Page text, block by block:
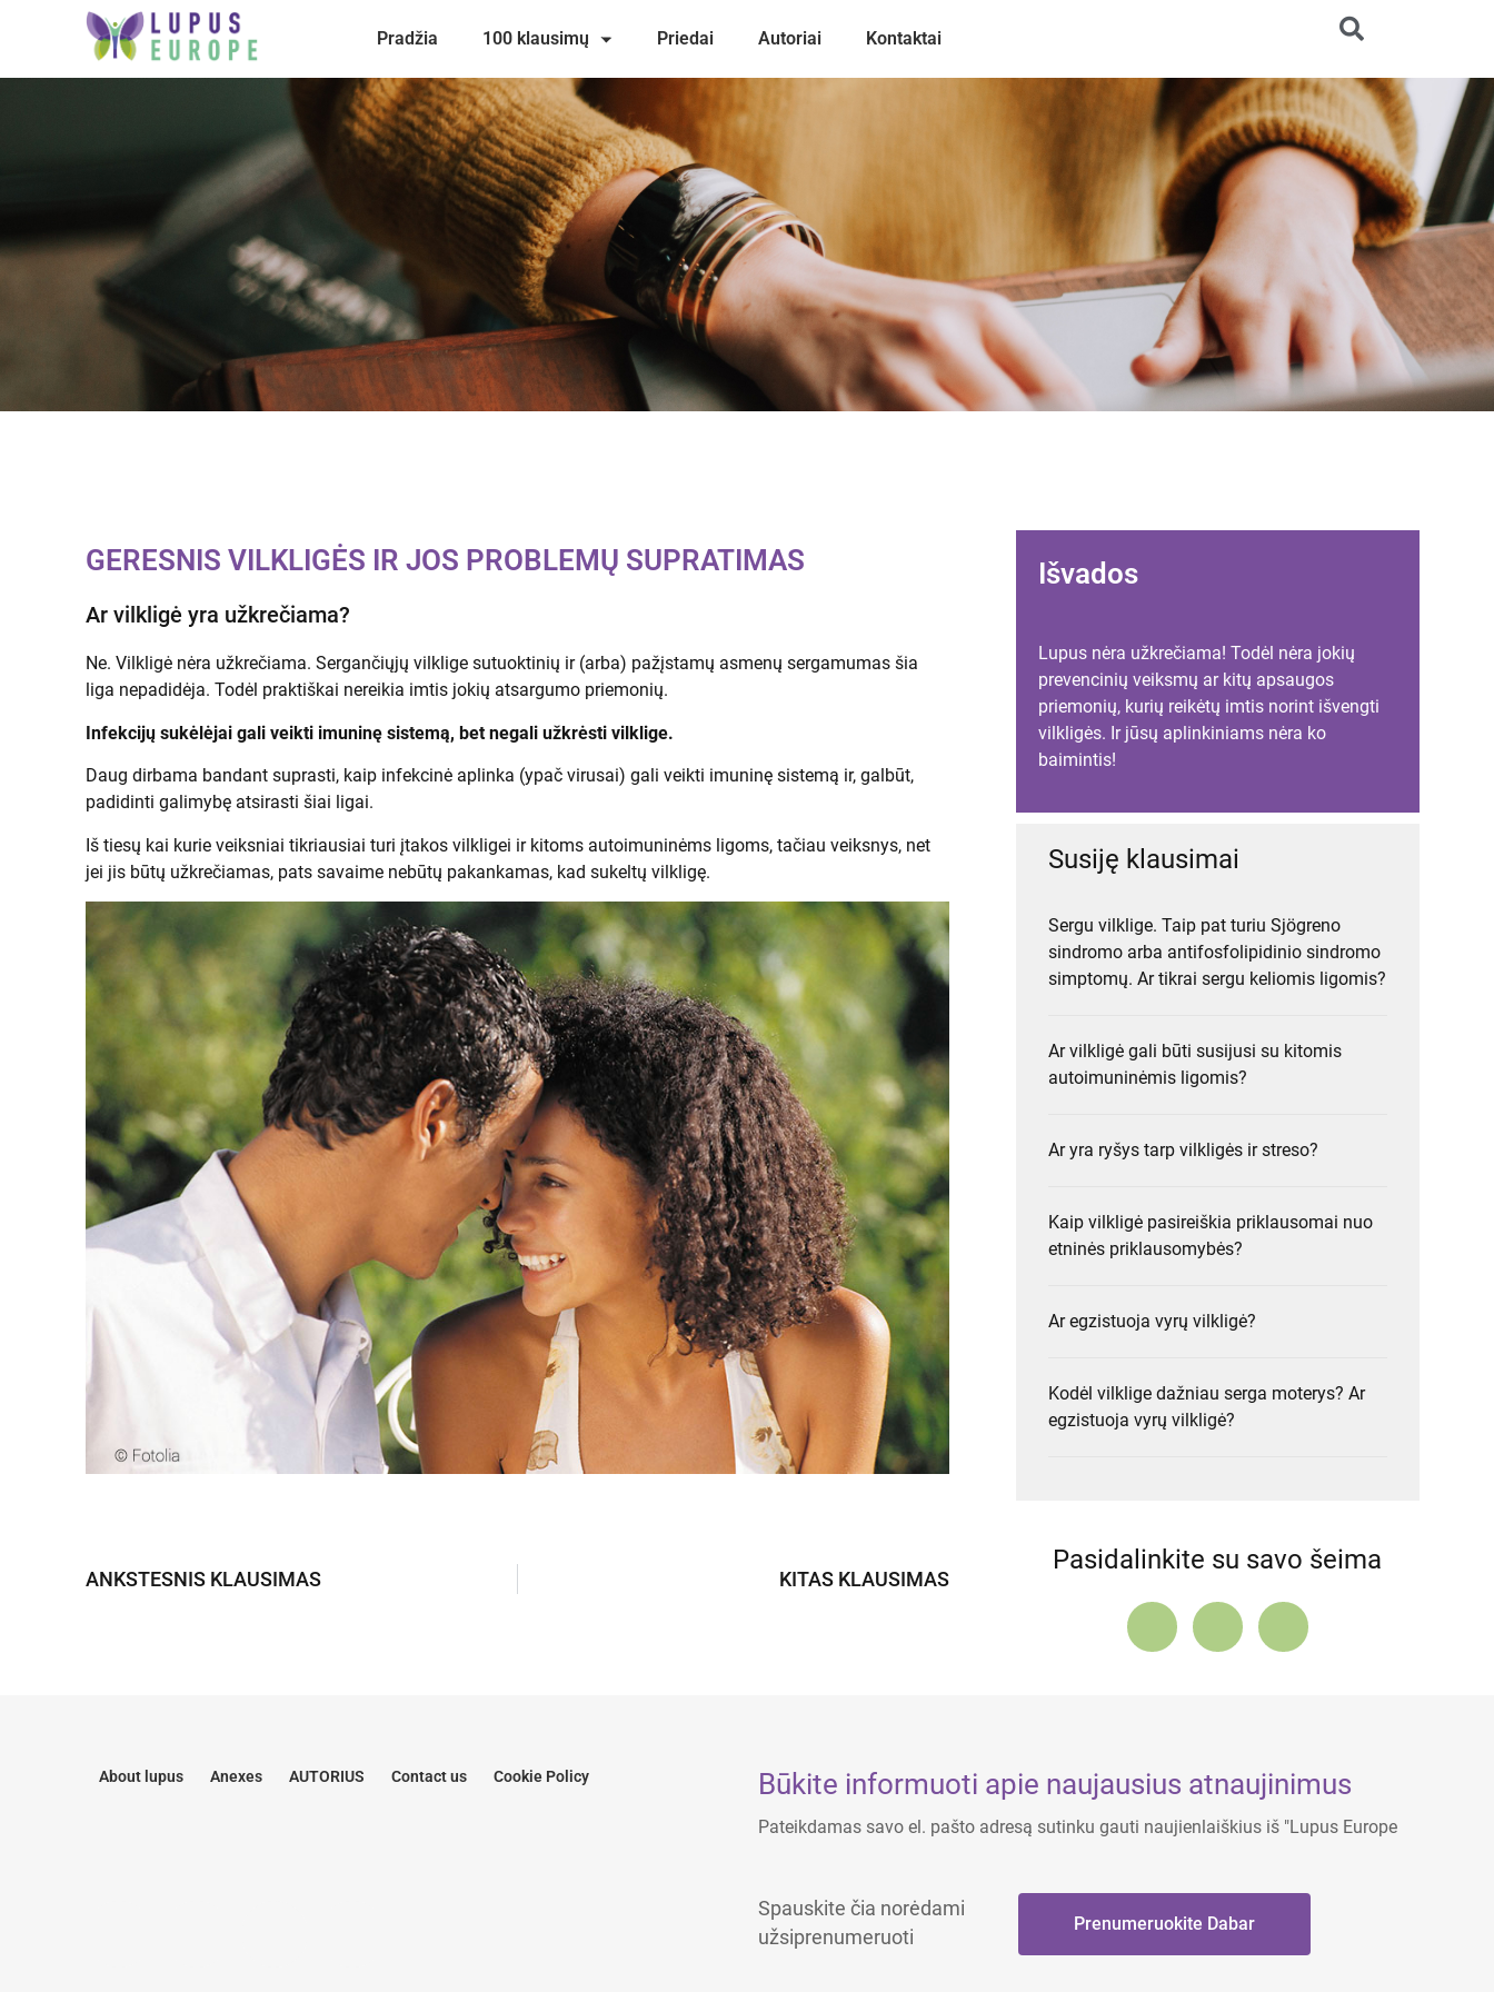
Pradžia 100 klausimų Priedai Autoriai Kontaktai
GERESNIS VILKLIGĖS IR JOS PROBLEMŲ SUPRATIMAS
Ar vilkligė yra užkrečiama?
Ne. Vilkligė nėra užkrečiama. Sergančiųjų vilklige sutuoktinių ir (arba) pažįstamų asmenų sergamumas šia
liga nepadidėja. Todėl praktiškai nereikia imtis jokių atsargumo priemonių.
Infekcijų sukėlėjai gali veikti imuninę sistemą, bet negali užkrėsti vilklige.
Daug dirbama bandant suprasti, kaip infekcinė aplinka (ypač virusai) gali veikti imuninę sistemą ir, galbūt,
padidinti galimybę atsirasti šiai ligai.
Iš tiesų kai kurie veiksniai tikriausiai turi įtakos vilkligei ir kitoms autoimuninėms ligoms, tačiau veiksnys, net
jei jis būtų užkrečiamas, pats savaime nebūtų pakankamas, kad sukeltų vilkligę.
ANKSTESNIS KLAUSIMAS KITAS KLAUSIMAS
Išvados
Lupus nėra užkrečiama! Todėl nėra jokių
prevencinių veiksmų ar kitų apsaugos
priemonių, kurių reikėtų imtis norint išvengti
vilkligės. Ir jūsų aplinkiniams nėra ko
baimintis!
Susiję klausimai
Sergu vilklige. Taip pat turiu Sjögreno
sindromo arba antifosfolipidinio sindromo
simptomų. Ar tikrai sergu keliomis ligomis?
Ar vilkligė gali būti susijusi su kitomis
autoimuninėmis ligomis?
Ar yra ryšys tarp vilkligės ir streso?
Kaip vilkligė pasireiškia priklausomai nuo
etninės priklausomybės?
Ar egzistuoja vyrų vilkligė?
Kodėl vilklige dažniau serga moterys? Ar
egzistuoja vyrų vilkligė?
Pasidalinkite su savo šeima
About lupus Anexes AUTORIUS Contact us Cookie Policy Būkite informuoti apie naujausius atnaujinimus
Pateikdamas savo el. pašto adresą sutinku gauti naujienlaiškius iš "Lupus Europe
Spauskite čia norėdami
užsiprenumeruoti
Prenumeruokite Dabar